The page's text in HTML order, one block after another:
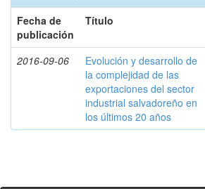
Fecha de
publicación
Título
2016-09-06
Evolución y desarrollo de
la complejidad de las
exportaciones del sector
industrial salvadoreño en
los últimos 20 años